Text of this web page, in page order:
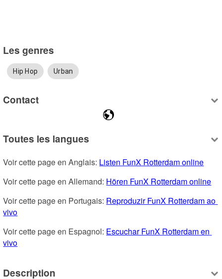
Les genres
Hip Hop Urban
Contact
Toutes les langues
Voir cette page en Anglais: Listen FunX Rotterdam online
Voir cette page en Allemand: Hören FunX Rotterdam online
Voir cette page en Portugais: Reproduzir FunX Rotterdam ao
vivo
Voir cette page en Espagnol: Escuchar FunX Rotterdam en
vivo
Description